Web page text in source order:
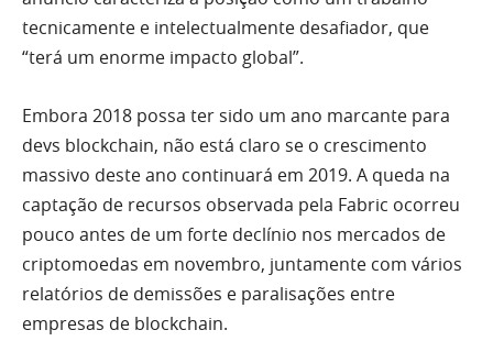
tecnicamente e intelectualmente desafiador, que
“terá um enorme impacto global”.
Embora 2018 possa ter sido um ano marcante para
devs blockchain, não está claro se o crescimento
massivo deste ano continuará em 2019. A queda na
captação de recursos observada pela Fabric ocorreu
pouco antes de um forte declínio nos mercados de
criptomoedas em novembro, juntamente com vários
relatórios de demissões e paralisações entre
empresas de blockchain.